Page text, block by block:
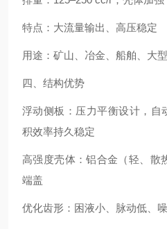
特点：大流量输出、高压稳定
用途：矿山、冶金、船舶、大
四、结构优势
浮动侧板：压力平衡设计，自
积效率持久稳定
高强度壳体：铝合金（轻、散
端盖
优化齿形：困液小、脉动低、